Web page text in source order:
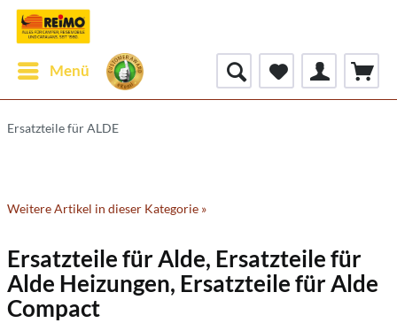
Menü
Ersatzteile für ALDE
Weitere Artikel in dieser Kategorie »
Ersatzteile für Alde, Ersatzteile für
Alde Heizungen, Ersatzteile für Alde
Compact